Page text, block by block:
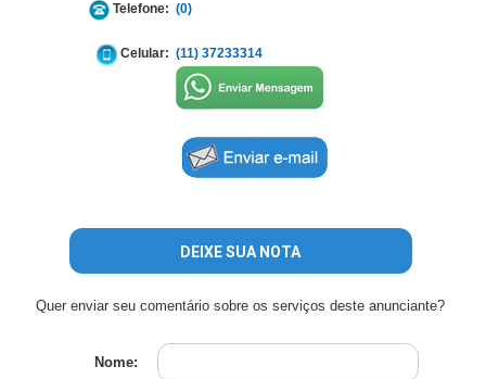
Telefone: (0)
Celular: (11) 37233314
DEIXE SUA NOTA
Quer enviar seu comentário sobre os serviços deste anunciante?
Nome: